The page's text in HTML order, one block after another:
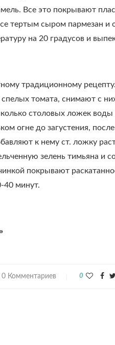
Все это покрывают
тертым сыром пармезан и
на 20 градусов и
традиционному
томата, снимают с
столовых ложек
огне до загустения,
к нему ст. ложку
зелень тимьяна
покрывают
40 минут.
0 Комментариев 0